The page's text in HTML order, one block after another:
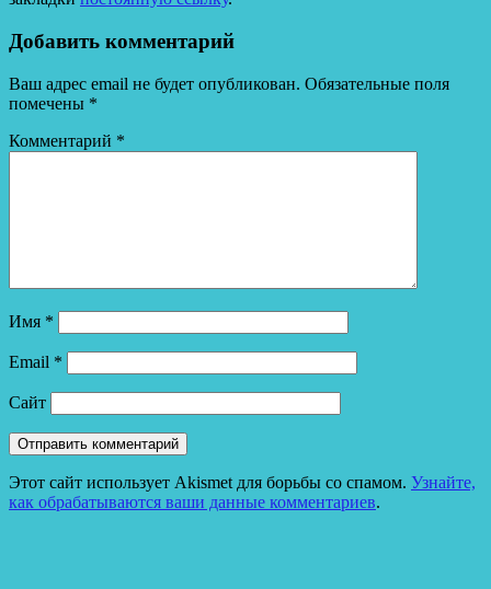
Добавить комментарий
Ваш адрес email не будет опубликован. Обязательные поля
помечены *
Комментарий *
Имя *
Email *
Сайт
Этот сайт использует Akismet для борьбы со спамом. Узнайте,
как обрабатываются ваши данные комментариев.